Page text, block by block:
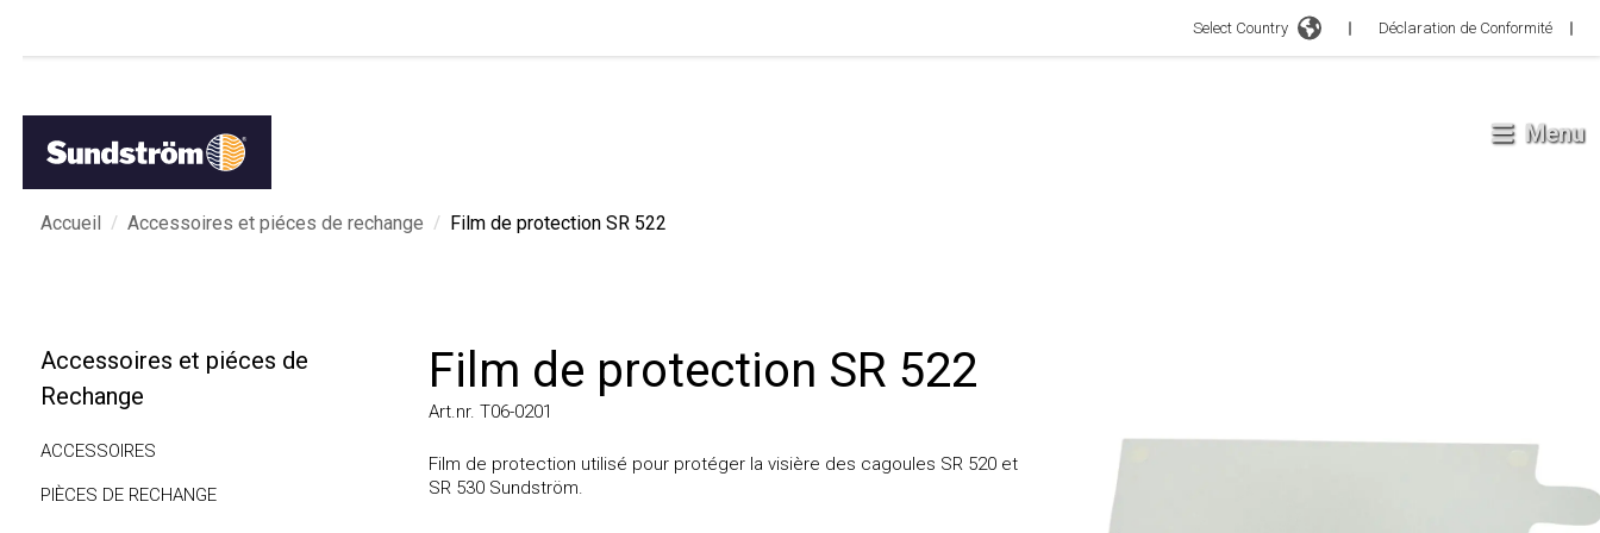
Select Country Déclaration de Conformité
Menu
Accueil / Accessoires et piéces de rechange / Film de protection SR 522
Accessoires et piéces de
Rechange
ACCESSOIRES
PIÈCES DE RECHANGE
Film de protection SR 522
Art.nr. T06-0201
Film de protection utilisé pour protéger la visière des cagoules SR 520 et
SR 530 Sundström.